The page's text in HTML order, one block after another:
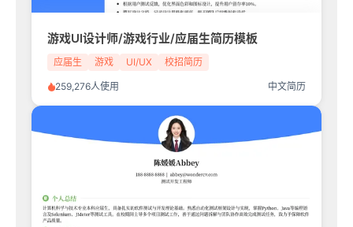
游戏UI设计师/游戏行业/应届生简历模板
应届生 游戏 UI/UX 校招简历
259,276人使用 中文简历